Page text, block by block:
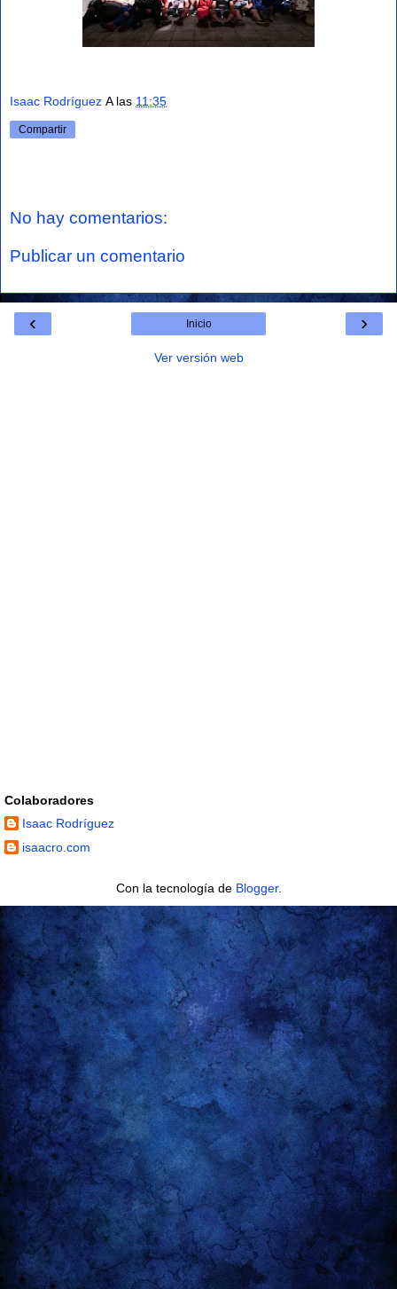
Isaac Rodríguez A las 11:35
Compartir
No hay comentarios:
Publicar un comentario
‹ ›
Inicio
Ver versión web
Colaboradores
Isaac Rodríguez
isaacro.com
Con la tecnología de Blogger.